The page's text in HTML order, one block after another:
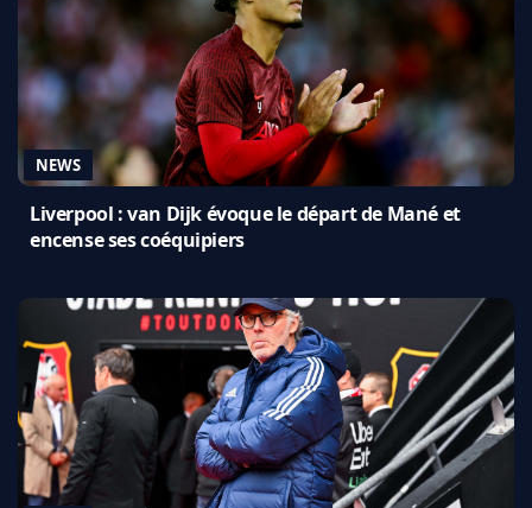
NEWS
Liverpool : van Dijk évoque le départ de Mané et
encense ses coéquipiers